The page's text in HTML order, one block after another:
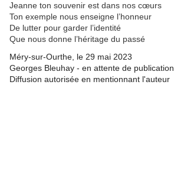
Jeanne ton souvenir est dans nos cœurs
Ton exemple nous enseigne l’honneur
De lutter pour garder l’identité
Que nous donne l’héritage du passé
Méry-sur-Ourthe, le 29 mai 2023
Georges Bleuhay - en attente de publication
Diffusion autorisée en mentionnant l'auteur